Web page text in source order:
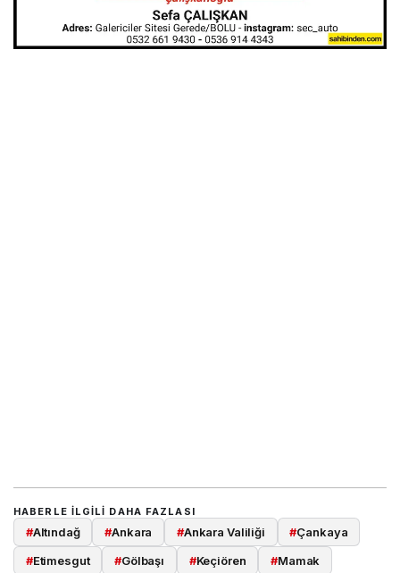
HABERLE ILGILI DAHA FAZLASI
#Altındağ #Ankara #Ankara Valiliği #Çankaya
#Etimesgut #Gölbaşı #Keçiören #Mamak